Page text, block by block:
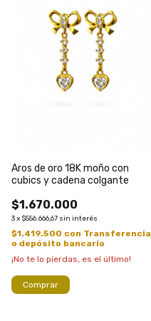
Aros de oro 18K moño con
cubics y cadena colgante
$1.670.000
3x $556.666,67 sin interés
$1.419.500 con Transferencia
o depósito bancario
¡No te lo pierdas, es el último!
Comprar